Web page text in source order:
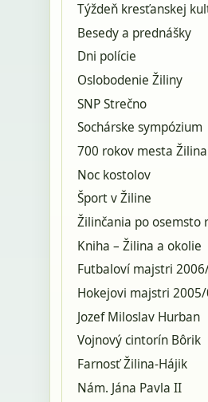
Týždeň kresťanskej
Besedy a prednášky
Dni polície
Oslobodenie Žiliny
SNP Strečno
Sochárske sympózium
700 rokov mesta Žilina
Noc kostolov
Šport v Žiline
Žilinčania po osemsto
Kniha – Žilina a okolie
Futbaloví majstri
Hokejovi majstri
Jozef Miloslav Hurban
Vojnový cintorín Bôrik
Farnosť Žilina-Hájik
Nám. Jána Pavla II